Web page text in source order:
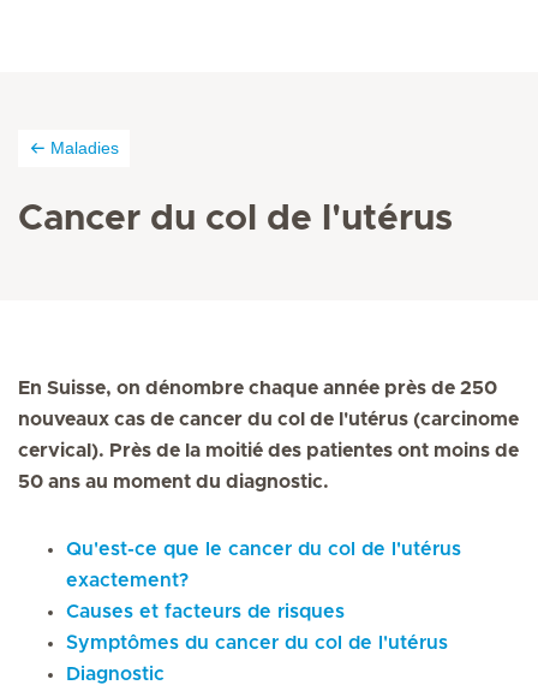
Maladies
Cancer du col de l'utérus
En Suisse, on dénombre chaque année près de 250
nouveaux cas de cancer du col de l'utérus (carcinome
cervical). Près de la moitié des patientes ont moins de
50 ans au moment du diagnostic.
Qu'est-ce que le cancer du col de l'utérus
exactement?
Causes et facteurs de risques
Symptômes du cancer du col de l'utérus
Diagnostic